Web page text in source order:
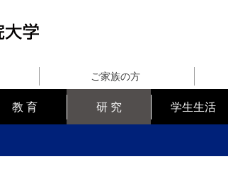
ご家族の方
教 育 研 究 学生生活